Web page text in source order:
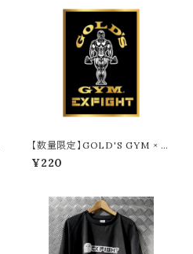
【数量限定】GOLD'S GYM × E
XFIGHT ステッカー（GOLD ×
BLACK）
¥220